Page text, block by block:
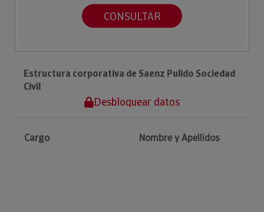
CONSULTAR
Estructura corporativa de Saenz Pulido Sociedad
Civil
Desbloquear datos
Cargo Nombre y Apellidos